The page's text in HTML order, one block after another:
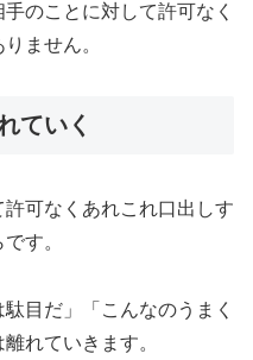
のことに対して許可なく
ません。
ていく
可なくあれこれ口出しす
す。
目だ」「こんなのうまく
れていきます。